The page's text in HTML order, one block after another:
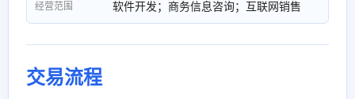
经营范围 软件开发；商务信息咨询；互联网销售
交易流程